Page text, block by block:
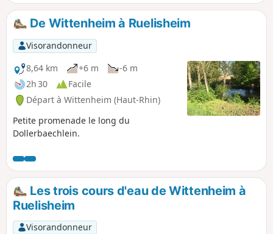
De Wittenheim à Ruelisheim
Visorandonneur
8,64 km
+6 m
-6 m
2h 30
Facile
Départ à Wittenheim (Haut-Rhin)
Petite promenade le long du
Dollerbaechlein.
Les trois cours d'eau de Wittenheim à
Ruelisheim
Visorandonneur